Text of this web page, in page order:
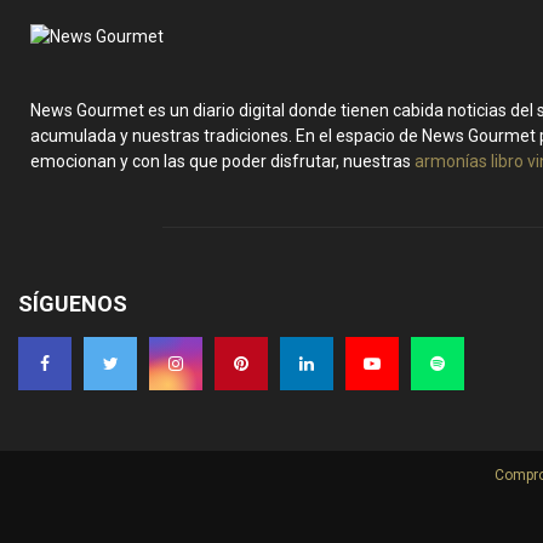
News Gourmet es un diario digital donde tienen cabida noticias del
acumulada y nuestras tradiciones. En el espacio de News
emocionan y con las que poder disfrutar, nuestras armonías libro
SÍGUENOS